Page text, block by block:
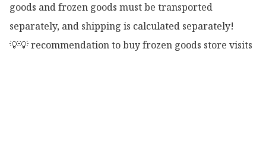
goods and frozen goods must be transported
separately, and shipping is calculated separately!
💡💡 recommendation to buy frozen goods store visits